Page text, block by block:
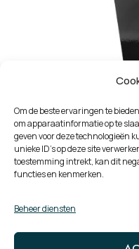
Om de beste ervaringen te
om apparaatinformatie op te
geven voor deze technologieën
unieke ID's op deze site
toestemming intrekt, kan dit
functies en kenmerken.
Beheer diensten
Filex Thin line